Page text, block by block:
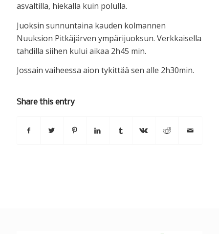
asvaltilla, hiekalla kuin polulla.
Juoksin sunnuntaina kauden kolmannen
Nuuksion Pitkäjärven ympärijuoksun. Verkkaisella
tahdilla siihen kului aikaa 2h45 min.
Jossain vaiheessa aion tykittää sen alle 2h30min.
Share this entry